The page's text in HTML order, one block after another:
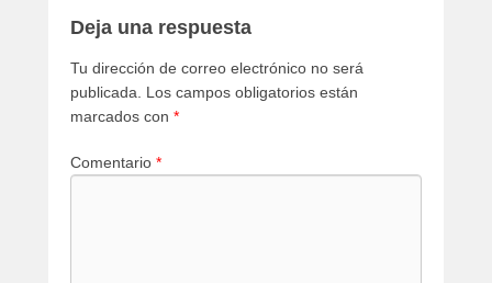
Deja una respuesta
Tu dirección de correo electrónico no será
publicada.
Los campos obligatorios están
marcados con *
Comentario *